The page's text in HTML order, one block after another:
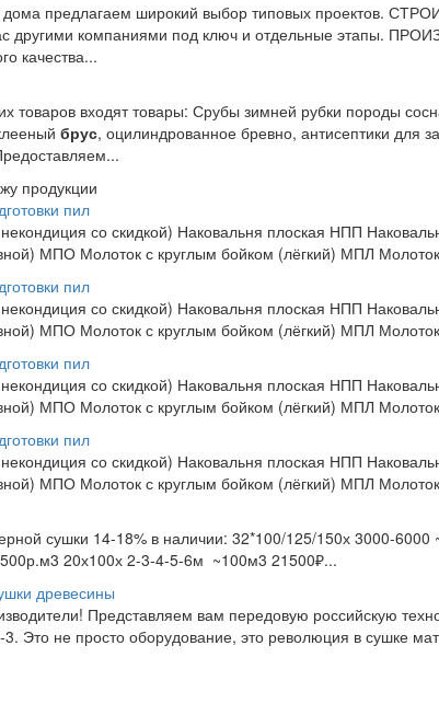
предлагаем широкий выбор типовых проектов.
другими компаниями под ключ и отдельные этапы.
качества...
товаров входят товары: Срубы зимней рубки породы
брус, оцилиндрованное бревно, антисептики для
продукции
пил
со скидкой) Наковальня плоская НПП
МПО Молоток с круглым бойком (лёгкий) МПЛ
пил
со скидкой) Наковальня плоская НПП
МПО Молоток с круглым бойком (лёгкий) МПЛ
пил
со скидкой) Наковальня плоская НПП
МПО Молоток с круглым бойком (лёгкий) МПЛ
пил
со скидкой) Наковальня плоская НПП
МПО Молоток с круглым бойком (лёгкий) МПЛ
сушки 14-18% в наличии: 32*100/125/150х 3000-
20х100х 2-3-4-5-6м ~100м3 21500₽...
древесины
Представляем вам передовую российскую
Это не просто оборудование, это революция в сушке